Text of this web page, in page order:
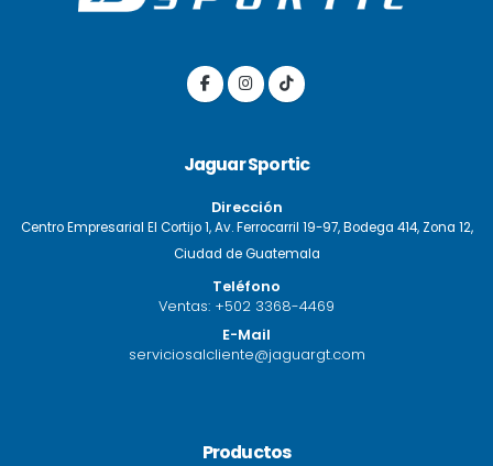
Jaguar Sportic
Dirección
Centro Empresarial El Cortijo 1, Av. Ferrocarril 19-97, Bodega 414, Zona 12,
Ciudad de Guatemala
Teléfono
Ventas: +502 3368-4469
E-Mail
serviciosalcliente@jaguargt.com
Productos